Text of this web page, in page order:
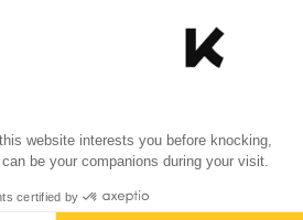
€ -15% ?
3.67 € met K+
Laat mij weten
website interests you before knocking,
be your companions during your visit.
certified by